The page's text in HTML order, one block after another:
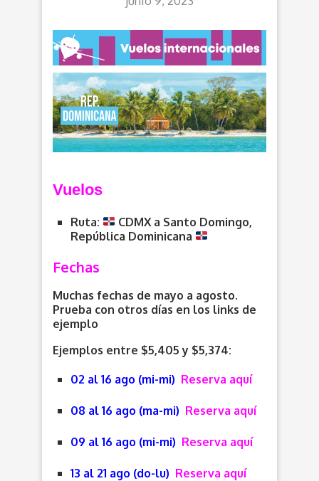
Vuelos
Ruta:
CDMX a Santo Domingo,
República Dominicana
Fechas
Muchas fechas de mayo a agosto.
Prueba con otros días en los links de
ejemplo
Ejemplos entre $5,405 y $5,374:
02 al 16 ago (mi-mi) Reserva aquí
08 al 16 ago (ma-mi) Reserva aquí
09 al 16 ago (mi-mi) Reserva aquí
13 al 21 ago (do-lu) Reserva aquí